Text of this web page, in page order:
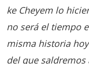
ke Cheyem lo
no será el tiempo
misma historia
del que